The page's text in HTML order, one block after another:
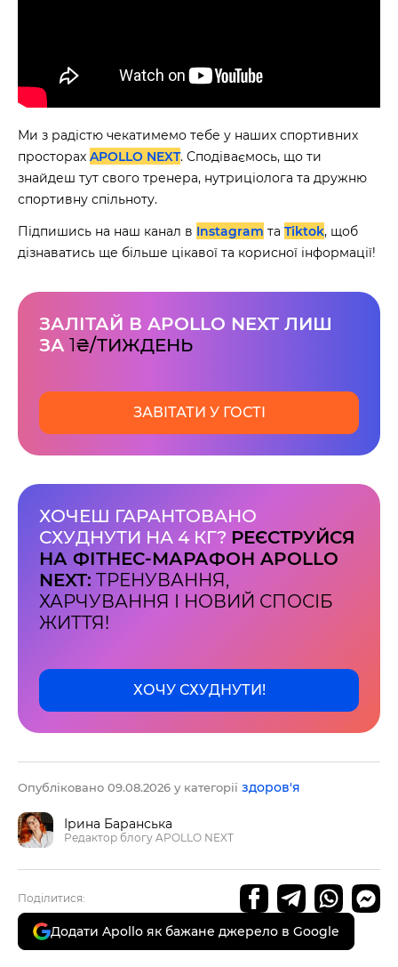
Ми з радістю чекатимемо тебе у наших спортивних
просторах APOLLO NEXT. Сподіваємось, що ти
знайдеш тут свого тренера, нутриціолога та дружню
спортивну спільноту.
Підпишись на наш канал в Instagram та Tiktok, щоб
дізнаватись ще більше цікавої та корисної інформації!
ЗАЛІТАЙ В APOLLO NEXT ЛИШ
ЗА 1₴/ТИЖДЕНЬ
ЗАВІТАТИ У ГОСТІ
ХОЧЕШ ГАРАНТОВАНО
СХУДНУТИ НА 4 КГ? РЕЄСТРУЙСЯ
НА ФІТНЕС-МАРАФОН APOLLO
NEXT: ТРЕНУВАННЯ,
ХАРЧУВАННЯ І НОВИЙ СПОСІБ
ЖИТТЯ!
ХОЧУ СХУДНУТИ!
Опубліковано 09.08.2026 у категорії здоров'я
Ірина Баранська
Редактор блогу APOLLO NEXT
Поділитися:
Додати Apollo як бажане джерело в Google